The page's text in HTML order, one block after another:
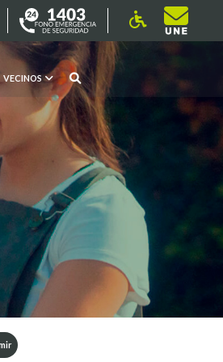
VECINOS